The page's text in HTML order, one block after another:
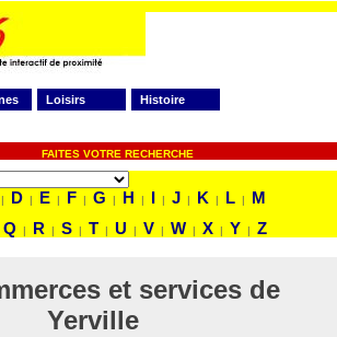
Loisirs Histoire
FAITES VOTRE RECHERCHE
| D | E | F | G | H | I | J | K | L |
M
Q | R | S | T | U | V | W | X | Y | Z
et services de
Yerville